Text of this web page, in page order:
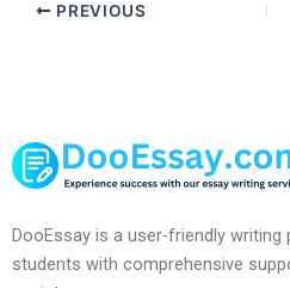
PREVIOUS
DooEssay is a user-friendly
students with comprehensive